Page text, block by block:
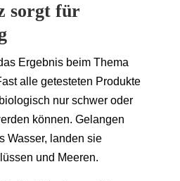
sorgt für
Ergebnis beim Thema
alle getesteten Produkte
nur schwer oder
können. Gelangen
Wasser, landen sie
und Meeren.